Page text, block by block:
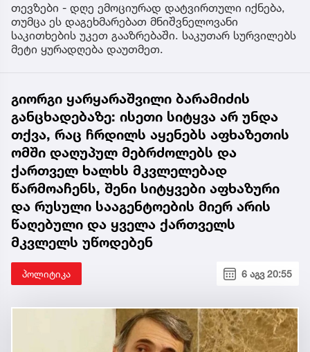
თევზები - დღე ემოციურად დატვირთული იქნება,
თუმცა ეს დაგეხმარებათ მნიშვნელოვანი
საკითხების უკეთ გააზრებაში. საკუთარ სურვილებს
მეტი ყურადღება დაუთმეთ.
გიორგი ყარყარაშვილი ბარამიძის
განცხადებაზე: ისეთი სიტყვა არ უნდა
თქვა, რაც ჩრდილს აყენებს აფხაზეთის
ომში დაღუპულ მებრძოლებს და
ქართველ ხალხს მკვლელებად
წარმოაჩენს, შენი სიტყვები აფხაზური
და რუსული სააგენტოების მიერ არის
წაღებული და ყველა ქართველს
მკვლელს უწოდებენ
პოლიტიკა 6 აგვ 20:55